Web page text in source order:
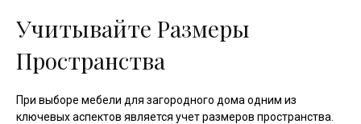
Учитывайте Размеры
Пространства
При выборе мебели для загородного дома одним из
ключевых аспектов является учет размеров пространства.